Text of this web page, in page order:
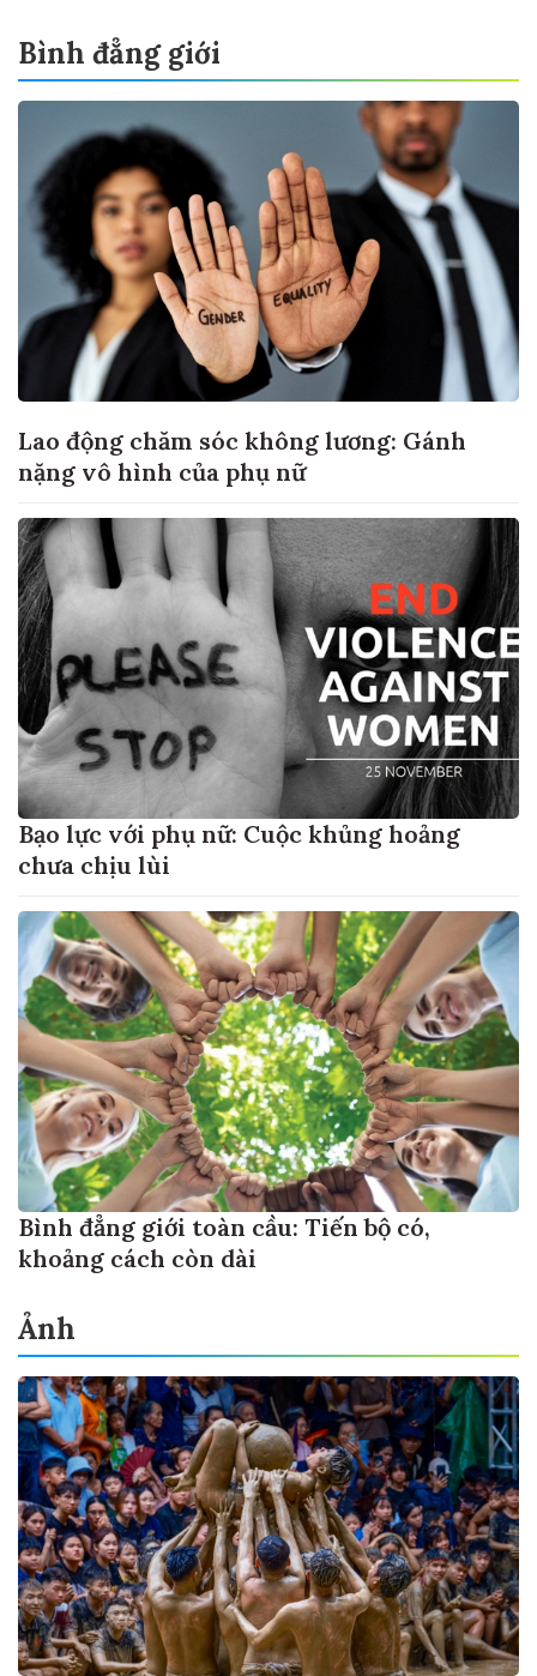
Bình đẳng giới
Lao động chăm sóc không lương: Gánh
nặng vô hình của phụ nữ
Bạo lực với phụ nữ: Cuộc khủng hoảng
chưa chịu lùi
Bình đẳng giới toàn cầu: Tiến bộ có,
khoảng cách còn dài
Ảnh